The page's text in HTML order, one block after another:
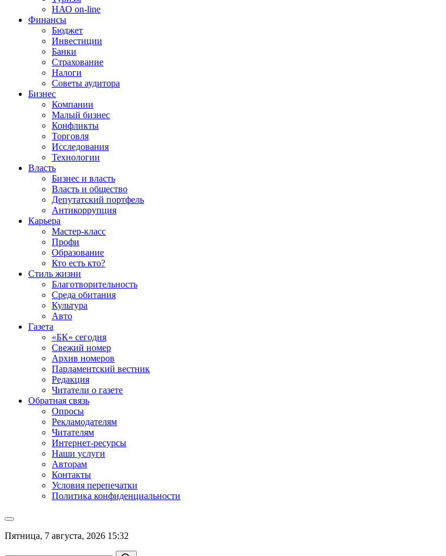
НАО on-line
Финансы
Бюджет
Инвестиции
Банки
Страхование
Налоги
Советы аудитора
Бизнес
Компании
Малый бизнес
Конфликты
Торговля
Исследования
Технологии
Власть
Бизнес и власть
Власть и общество
Депутатский портфель
Антикоррупция
Карьера
Мастер-класс
Профи
Образование
Кто есть кто?
Стиль жизни
Благотворительность
Среда обитания
Культура
Авто
Газета
«БК» сегодня
Свежий номер
Архив номеров
Парламентский вестник
Редакция
Читатели о газете
Обратная связь
Опросы
Рекламодателям
Читателям
Интернет-ресурсы
Наши услуги
Авторам
Контакты
Условия перепечатки
Политика конфиденциальности
Пятница, 7 августа, 2026 15:32